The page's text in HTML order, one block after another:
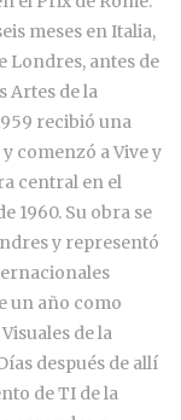
meses en Italia,
Londres, antes de
Artes de la
recibió una
comenzó a Vive y
central en el
1960. Su obra se
y representó
un año como
de la
después de allí
de TI de la